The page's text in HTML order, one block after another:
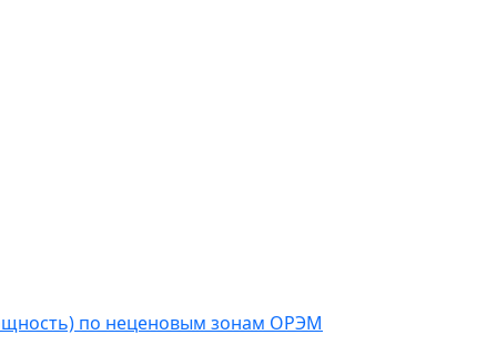
по неценовым зонам ОРЭМ